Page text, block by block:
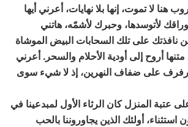
هنا لا تموت، إنها بلا نهايات، أعرني أيها
لأتوسدها، وحبرك لأشمّه، هاتني
نافذتك على تلك السحابات البيض الموشاة
أروح إلى أودية الأحلام والسحر. أعرني
على ضفاف النهرين، إذ لا شيء سوى
عتبة المنزل كان الرثاء الأول لمبدعينا في
أولئك الذين يجاوروننا بالحب